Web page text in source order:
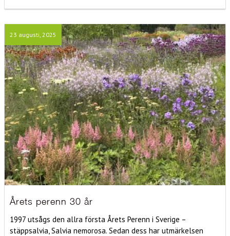
23 augusti, 2025
Årets perenn 30 år
1997 utsågs den allra första Årets Perenn i Sverige –
stäppsalvia, Salvia nemorosa. Sedan dess har utmärkelsen